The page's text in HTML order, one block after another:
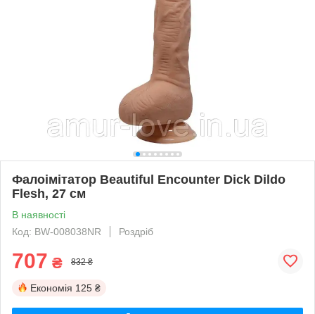
Фалоімітатор Beautiful Encounter Dick Dildo
Flesh, 27 см
В наявності
Код: BW-008038NR
Роздріб
707 ₴ 832 ₴
Економія 125 ₴